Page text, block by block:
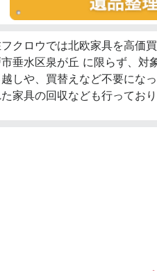
クロウでは北欧家具を高価
垂水区泉が丘 に限らず、対
しや、買替えなど不要にな
家具の回収なども行ってお